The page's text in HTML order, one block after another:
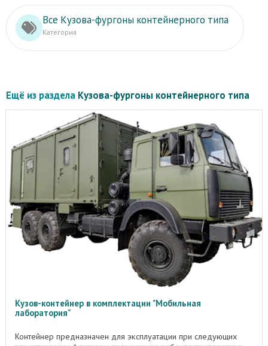
Все Кузова-фургоны контейнерного типа
Категория
Ещё из раздела Кузова-фургоны контейнерного типа
Кузов-контейнер в комплектации "Мобильная
лаборатория"
Контейнер предназначен для эксплуатации при следующих